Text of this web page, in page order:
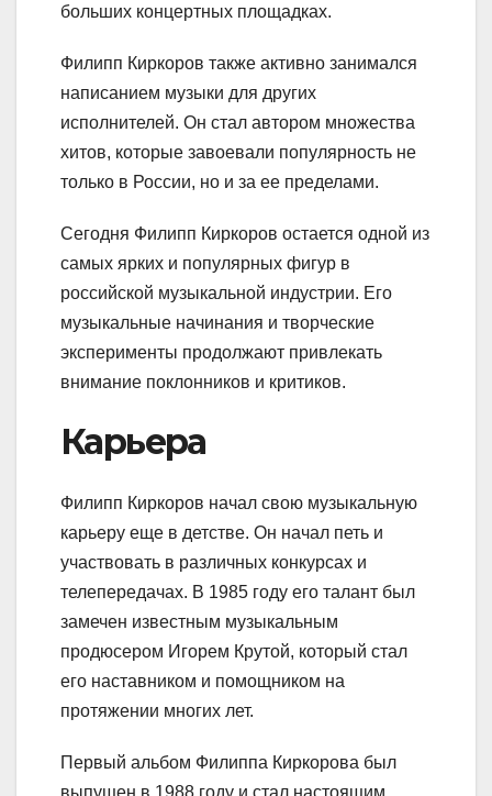
больших концертных площадках.
Филипп Киркоров также активно занимался
написанием музыки для других
исполнителей. Он стал автором множества
хитов, которые завоевали популярность не
только в России, но и за ее пределами.
Сегодня Филипп Киркоров остается одной из
самых ярких и популярных фигур в
российской музыкальной индустрии. Его
музыкальные начинания и творческие
эксперименты продолжают привлекать
внимание поклонников и критиков.
Карьера
Филипп Киркоров начал свою музыкальную
карьеру еще в детстве. Он начал петь и
участвовать в различных конкурсах и
телепередачах. В 1985 году его талант был
замечен известным музыкальным
продюсером Игорем Крутой, который стал
его наставником и помощником на
протяжении многих лет.
Первый альбом Филиппа Киркорова был